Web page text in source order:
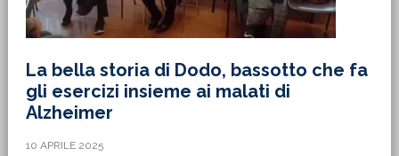
La bella storia di Dodo, bassotto che fa
gli esercizi insieme ai malati di
Alzheimer
10 APRILE 2025